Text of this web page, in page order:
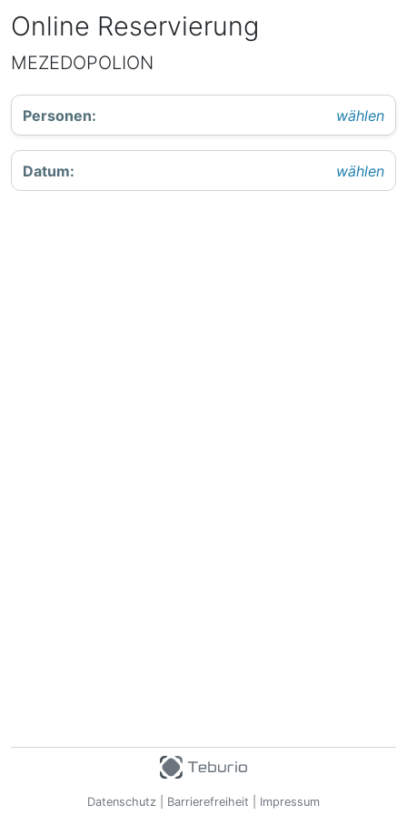
Online Reservierung
MEZEDOPOLION
Personen: wählen
Datum: wählen
Datenschutz Barrierefreiheit Impressum